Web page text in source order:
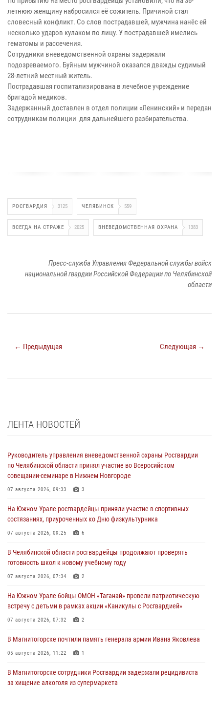
летнюю женщину набросился её сожитель. Причиной стал
словесный конфликт. Со слов пострадавшей, мужчина нанёс ей
несколько ударов кулаком по лицу. У пострадавшей имелись
гематомы и рассечения.
Сотрудники вневедомственной охраны задержали
подозреваемого. Буйным мужчиной оказался дважды судимый
28-летний местный житель.
Пострадавшая госпитализирована в лечебное учреждение
бригадой медиков.
Задержанный доставлен в отдел полиции «Ленинский» и передан
сотрудникам полиции для дальнейшего разбирательства.
РОСГВАРДИЯ 3125 ЧЕЛЯБИНСК 559
ВСЕГДА НА СТРАЖЕ 2025 ВНЕВЕДОМСТВЕННАЯ ОХРАНА 1383
Пресс-служба Управления Федеральной службы войск
национальной гвардии Российской Федерации по Челябинской
области
← Предыдущая Следующая →
ЛЕНТА НОВОСТЕЙ
Руководитель управления вневедомственной охраны Росгвардии
по Челябинской области принял участие во Всеросийском
совещании-семинаре в Нижнем Новгороде
07 августа 2026, 09:33 3
На Южном Урале росгвардейцы приняли участие в спортивных
состязаниях, приуроченных ко Дню физкультурника
07 августа 2026, 09:25 6
В Челябинской области росгвардейцы продолжают проверять
готовность школ к новому учебному году
07 августа 2026, 07:34 2
На Южном Урале бойцы ОМОН «Таганай» провели патриотическую
встречу с детьми в рамках акции «Каникулы с Росгвардией»
07 августа 2026, 07:32 2
В Магнитогорске почтили память генерала армии Ивана Яковлева
05 августа 2026, 11:22 1
В Магнитогорске сотрудники Росгвардии задержали рецидивиста
за хищение алкоголя из супермаркета